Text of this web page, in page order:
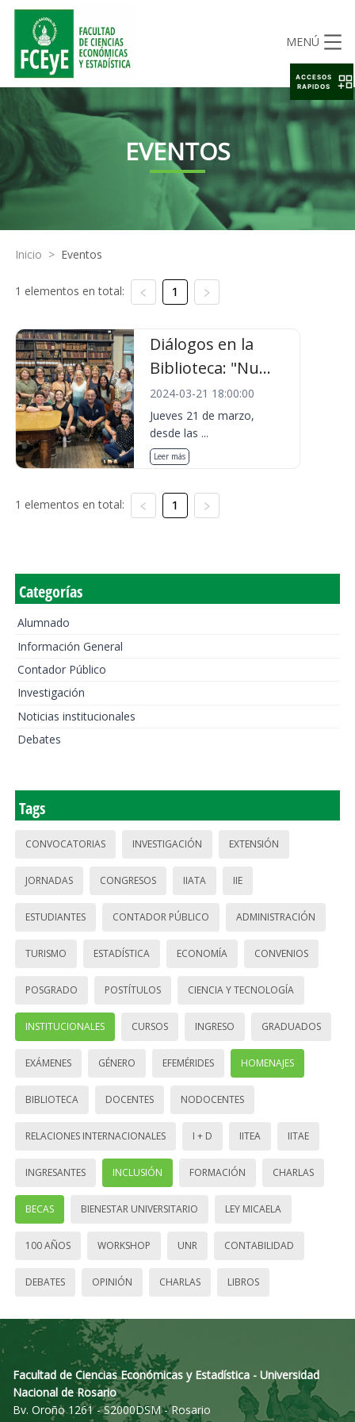
MENÚ
EVENTOS
Inicio > Eventos
1 elementos en total: 1
Diálogos en la
Biblioteca: "Nu...
2024-03-21 18:00:00
Jueves 21 de marzo,
desde las ...
Leer más
1 elementos en total: 1
Categorías
Alumnado
Información General
Contador Público
Investigación
Noticias institucionales
Debates
Tags
CONVOCATORIAS INVESTIGACIÓN EXTENSIÓN
JORNADAS CONGRESOS IIATA IIE
ESTUDIANTES CONTADOR PÚBLICO ADMINISTRACIÓN
TURISMO ESTADÍSTICA ECONOMÍA CONVENIOS
POSGRADO POSTÍTULOS CIENCIA Y TECNOLOGÍA
INSTITUCIONALES CURSOS INGRESO GRADUADOS
EXÁMENES GÉNERO EFEMÉRIDES HOMENAJES
BIBLIOTECA DOCENTES NODOCENTES
RELACIONES INTERNACIONALES I + D IITEA IITAE
INGRESANTES INCLUSIÓN FORMACIÓN CHARLAS
BECAS BIENESTAR UNIVERSITARIO LEY MICAELA
100 AÑOS WORKSHOP UNR CONTABILIDAD
DEBATES OPINIÓN CHARLAS LIBROS
Facultad de Ciencias Económicas y Estadística - Universidad
Nacional de Rosario
Bv. Oroño 1261 - S2000DSM - Rosario
ACCESOS
RAPIDOS